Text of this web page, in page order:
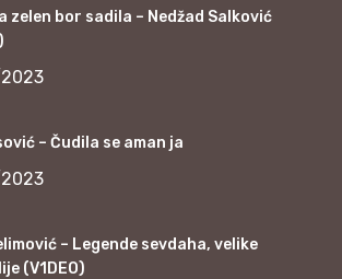
zelen bor sadila – Nedžad Salković
– Čudila se aman ja
– Legende sevdaha, velike
(V1DEO)